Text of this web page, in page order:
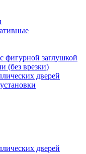
фигурной заглушкой
(без врезки)
дверей
дверей